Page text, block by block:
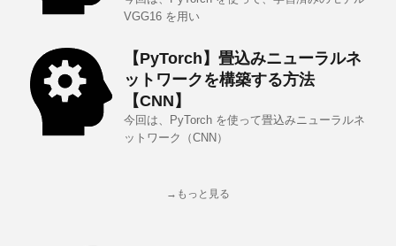
VGG16 を用い
【PyTorch】畳込みニューラルネ
ットワークを構築する方法
【CNN】
今回は、PyTorch を使って畳込みニューラルネ
ットワーク（CNN）
→もっと見る